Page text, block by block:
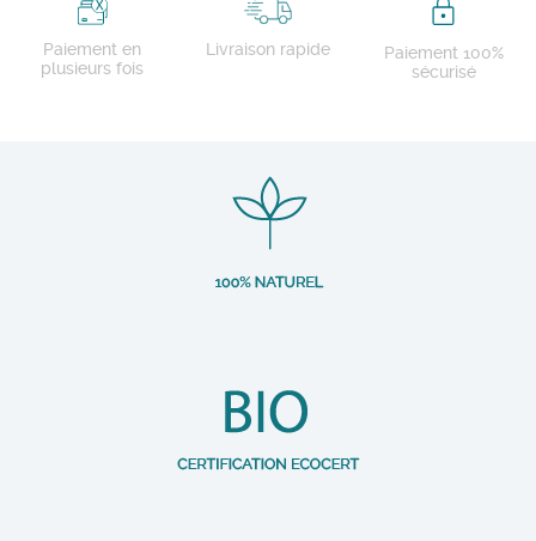
Paiement en
plusieurs fois
Livraison rapide
Paiement 100%
sécurisé